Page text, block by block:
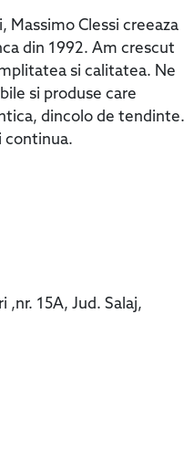
Massimo Clessi creeaza
din 1992. Am crescut
si calitatea. Ne
si produse care
dincolo de tendinte.
continua.
,nr. 15A, Jud. Salaj,